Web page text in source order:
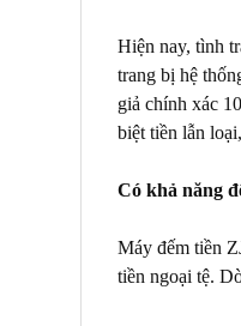
Hiện nay, tình
trang bị hệ
giả chính xác
biệt tiền lẫn
Có khả năng
Máy đếm tiền
tiền ngoại tệ.